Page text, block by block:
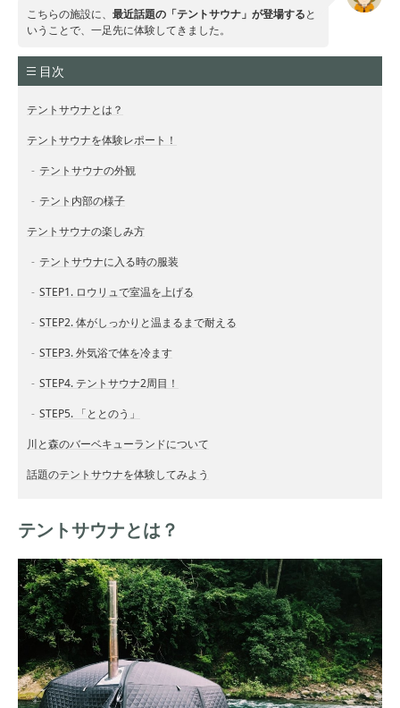
こちらの施設に、 最近話題の「テントサウナ」が登場すると
いうことで、一足先に体験してきました。
目次
テントサウナとは？
テントサウナを体験レポート！
テントサウナの外観
テント内部の様子
テントサウナの楽しみ方
テントサウナに入る時の服装
STEP1. ロウリュで室温を上げる
STEP2. 体がしっかりと温まるまで耐える
STEP3. 外気浴で体を冷ます
STEP4. テントサウナ2周目！
STEP5. 「ととのう」
川と森のバーベキューランドについて
話題のテントサウナを体験してみよう
テントサウナとは？